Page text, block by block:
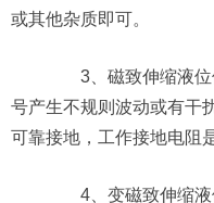
或其他杂质即可。
3、磁致伸缩液位
号产生不规则波动或有干
可靠接地，工作接地电阻
4、变磁致伸缩液